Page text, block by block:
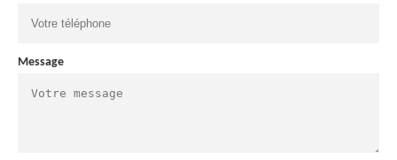
Message